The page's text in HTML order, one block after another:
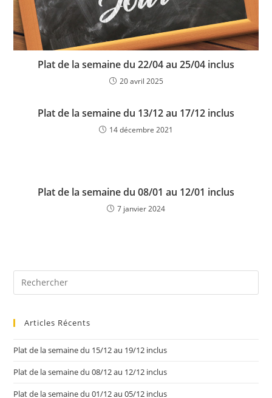
Plat de la semaine du 22/04 au 25/04 inclus
20 avril 2025
Plat de la semaine du 13/12 au 17/12 inclus
14 décembre 2021
Plat de la semaine du 08/01 au 12/01 inclus
7 janvier 2024
Articles Récents
Plat de la semaine du 15/12 au 19/12 inclus
Plat de la semaine du 08/12 au 12/12 inclus
Plat de la semaine du 01/12 au 05/12 inclus